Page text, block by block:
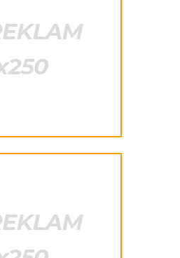
adını daşıyan yeni